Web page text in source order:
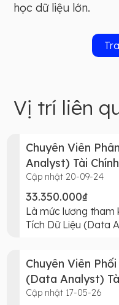
học dữ liệu lớn.
Vị trí liên
Chuyên Viên
Analyst) Tài
Cập nhật 20-09-24
33.350.000₫
Là mức lương tham
Tích Dữ Liệu (Data
Chuyên Viên
(Data Analyst)
Cập nhật 17-05-26